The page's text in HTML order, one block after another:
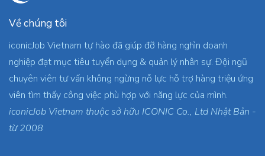
Về chúng tôi
iconicJob Vietnam tự hào đã giúp đỡ hàng nghìn doanh
nghiệp đạt mục tiêu tuyển dụng & quản lý nhân sự. Đội ngũ
chuyên viên tư vấn không ngừng nỗ lực hỗ trợ hàng triệu ứng
viên tìm thấy công việc phù hợp với năng lực của mình.
iconicJob Vietnam thuộc sở hữu ICONIC Co., Ltd Nhật Bản -
từ 2008